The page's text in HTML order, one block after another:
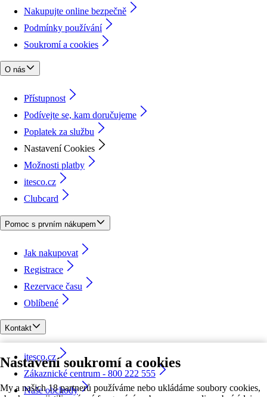
Nastavení soukromí a cookies
My a našich 18 partnerů používáme nebo ukládáme soubory cookies,
Nakupujte online bezpečně
Podmínky používání
Soukromí a cookies
O nás
Přístupnost
Podívejte se, kam doručujeme
Poplatek za službu
Nastavení Cookies
Možnosti platby
itesco.cz
Clubcard
Pomoc s prvním nákupem
Jak nakupovat
Registrace
Rezervace času
Oblíbené
Kontakt
itesco.cz
Zákaznické centrum - 800 222 555
Naše obchody